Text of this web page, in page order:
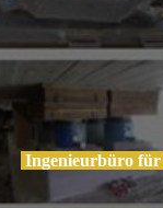
Ingenieurbüro für